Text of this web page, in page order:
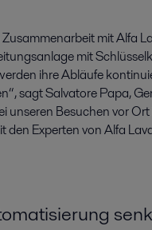
mit Alfa
mit
ihre Abläufe
sagt Salvatore Papa,
unseren Besuchen vor
den Experten von Alfa